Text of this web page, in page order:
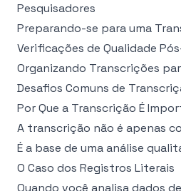
Pesquisadores
Preparando-se para uma
Verificações de Qualidade
Organizando Transcrições
Desafios Comuns de
Por Que a Transcrição É
A transcrição não é apenas
É a base de uma análise
O Caso dos Registros Literais
Quando você analisa dados